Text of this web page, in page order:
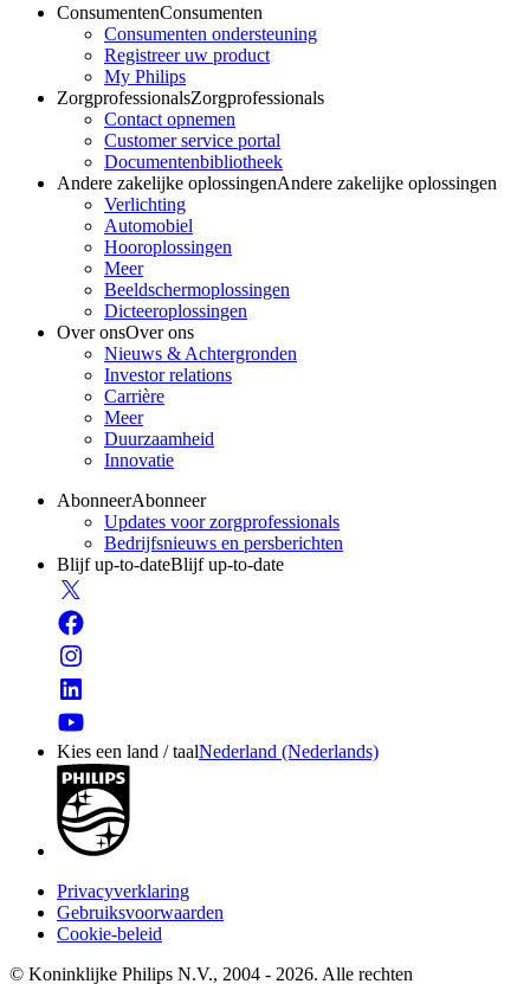
ConsumentenConsumenten
Consumenten ondersteuning
Registreer uw product
My Philips
ZorgprofessionalsZorgprofessionals
Contact opnemen
Customer service portal
Documentenbibliotheek
Andere zakelijke oplossingenAndere zakelijke oplossingen
Verlichting
Automobiel
Hooroplossingen
Meer
Beeldschermoplossingen
Dicteeroplossingen
Over onsOver ons
Nieuws & Achtergronden
Investor relations
Carrière
Meer
Duurzaamheid
Innovatie
AbonneerAbonneer
Updates voor zorgprofessionals
Bedrijfsnieuws en persberichten
Blijf up-to-dateBlijf up-to-date
Kies een land / taalNederland (Nederlands)
Privacyverklaring
Gebruiksvoorwaarden
Cookie-beleid
© Koninklijke Philips N.V., 2004 - 2026. Alle rechten